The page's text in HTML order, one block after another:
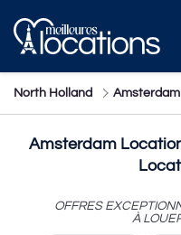
North Holland Amsterdam
Amsterdam
OFFRES
À